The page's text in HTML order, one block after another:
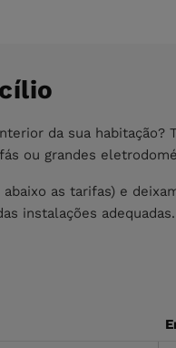
da sua
ou grandes
as tarifas) e
instalações